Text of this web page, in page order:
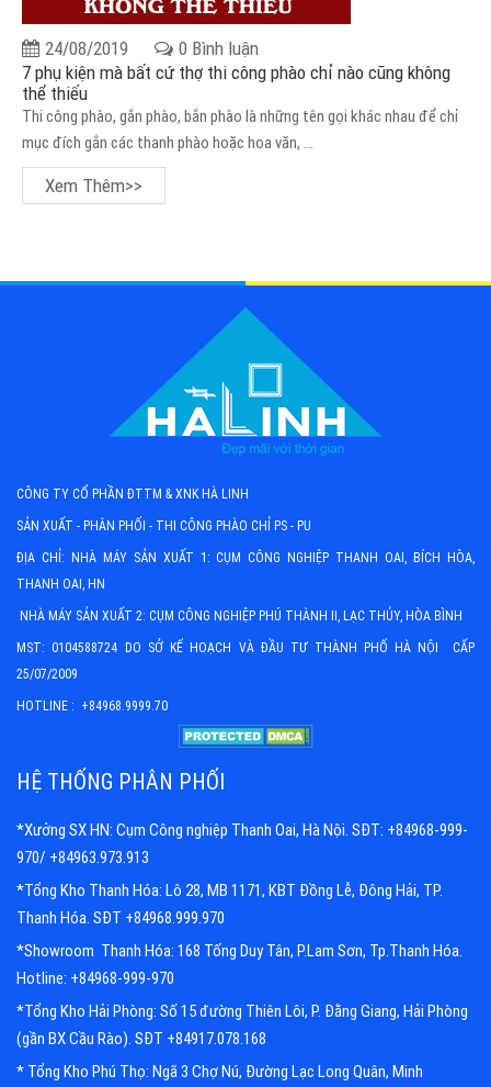
24/08/2019
0 Bình luận
7 phụ kiện mà bất cứ thợ thi công phào chỉ nào cũng không
thể thiếu
Thi công phào, gắn phào, bắn phào là những tên gọi khác nhau để chỉ
mục đích gắn các thanh phào hoặc hoa văn, ...
Xem Thêm>>
CÔNG TY CỔ PHẦN ĐTTM & XNK HÀ LINH
SẢN XUẤT - PHÂN PHỐI - THI CÔNG PHÀO CHỈ PS - PU
ĐỊA CHỈ: NHÀ MÁY SẢN XUẤT 1: CỤM CÔNG NGHIỆP THANH OAI, BÍCH HÒA,
THANH OAI, HN
NHÀ MÁY SẢN XUẤT 2: CỤM CÔNG NGHIỆP PHÚ THÀNH II, LẠC THỦY, HÒA BÌNH
MST: 0104588724 DO SỞ KẾ HOẠCH VÀ ĐẦU TƯ THÀNH PHỐ HÀ NỘI CẤP
25/07/2009
HOTLINE : +84968.9999.70
HỆ THỐNG PHÂN PHỐI
*Xưởng SX HN: Cụm Công nghiệp Thanh Oai, Hà Nội. SĐT: +84968-999-
970/ +84963.973.913
*Tổng Kho Thanh Hóa: Lô 28, MB 1171, KBT Đồng Lễ, Đông Hải, TP.
Thanh Hóa. SĐT +84968.999.970
*Showroom Thanh Hóa: 168 Tống Duy Tân, P.Lam Sơn, Tp.Thanh Hóa.
Hotline: +84968-999-970
*Tổng Kho Hải Phòng: Số 15 đường Thiên Lôi, P. Đằng Giang, Hải Phòng
(gần BX Cầu Rào). SĐT +84917.078.168
* Tổng Kho Phú Thọ: Ngã 3 Chợ Nú, Đường Lạc Long Quân, Minh